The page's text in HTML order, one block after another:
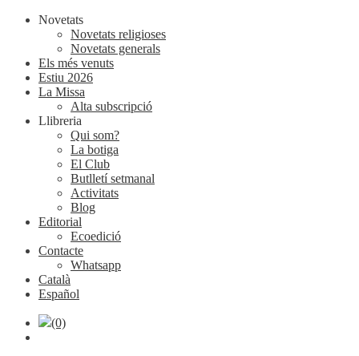
Novetats
Novetats religioses
Novetats generals
Els més venuts
Estiu 2026
La Missa
Alta subscripció
Llibreria
Qui som?
La botiga
El Club
Butlletí setmanal
Activitats
Blog
Editorial
Ecoedició
Contacte
Whatsapp
Català
Español
(0)